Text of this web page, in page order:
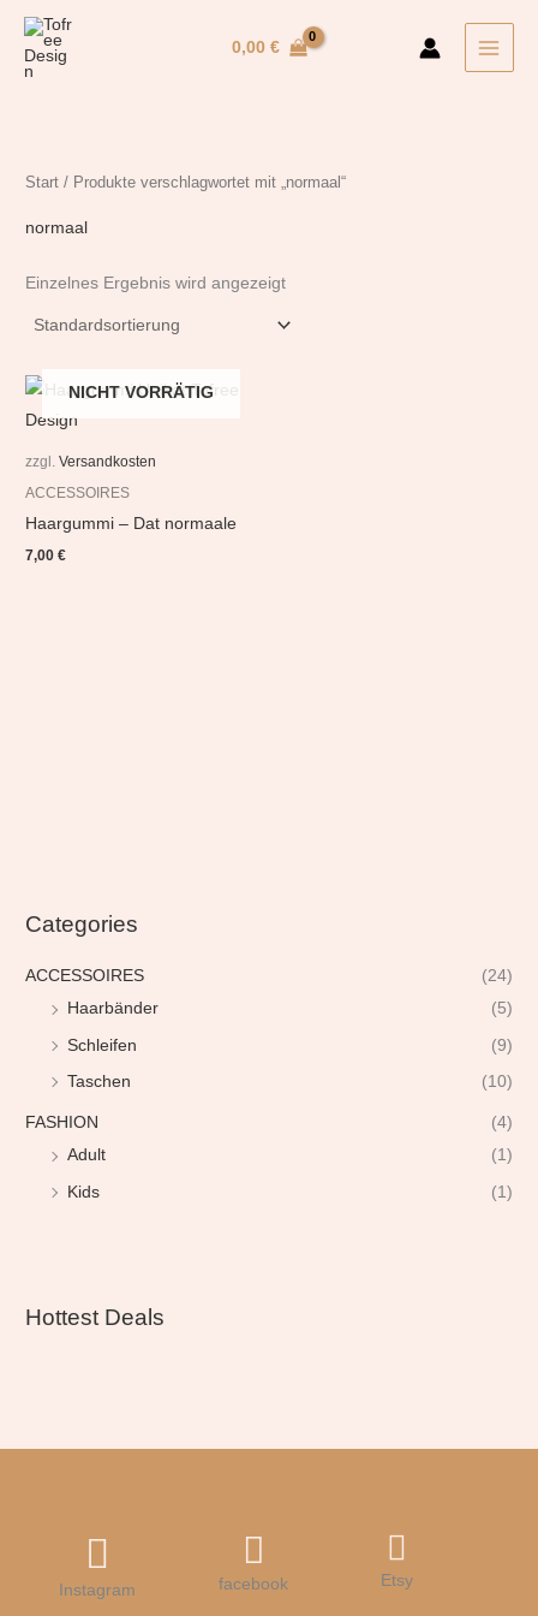
Zum
springen
0,00 €
Categories
ACCESSOIRES
(24)
Haarbänder
(5)
Schleifen (9)
Taschen (10)
FASHION
(4)
Adult
(1)
Kids (1)
Hottest Deals
Start / Produkte verschlagwortet mit „normaal“
normaal
Einzelnes Ergebnis wird angezeigt
NICHT VORRÄTIG
zzgl.Versandkosten
ACCESSOIRES
Haargummi – Dat normaale
7,00€
Instagram facebook Etsy